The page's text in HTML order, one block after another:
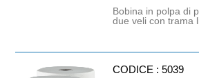
Bobina in polpa di
due veli con trama
ottici. Idonea al
bobina: 3 kg - Peso
CODICE :5039